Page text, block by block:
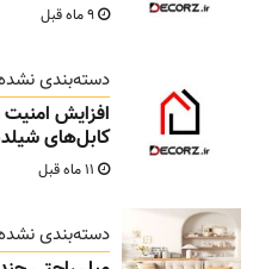
دسته‌بندی
افزایش امنیت
کابل‌های
دسته‌بندی